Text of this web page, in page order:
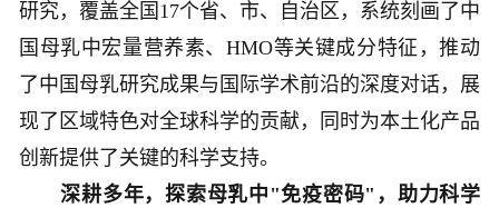
研究，覆盖全国17个省、市、自治区，系统刻画了中
国母乳中宏量营养素、HMO等关键成分特征，推动
了中国母乳研究成果与国际学术前沿的深度对话，展
现了区域特色对全球科学的贡献，同时为本土化产品
创新提供了关键的科学支持。
深耕多年，探索母乳中"免疫密码"，助力科学